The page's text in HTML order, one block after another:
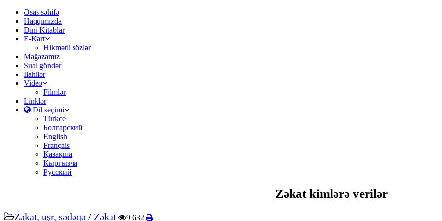
Əsas səhifə
Haqqımızda
Dini Kitablar
E-Kart
Hikmətli sözlər
Mağazamız
Sual göndər
İlahilər
Video
Filmlər
Linklər
Dil seçimi
Türkce
Болгарский
English
Français
Қазақша
Кыргызча
Русский
Zəkat kimlərə verilər
Zəkat, uşr, sədəqə / Zəkat 9 632